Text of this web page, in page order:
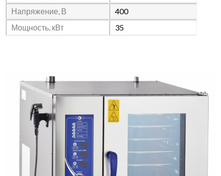
Напряжение, В
400
Мощность, кВт
35